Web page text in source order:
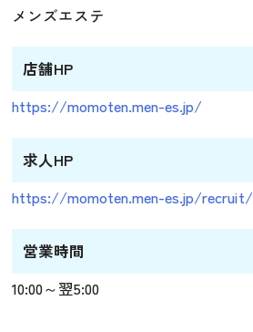
メンズエステ
店舗HP
https://momoten.men-es.jp/
求人HP
https://momoten.men-es.jp/recruit/
営業時間
10:00～翌5:00